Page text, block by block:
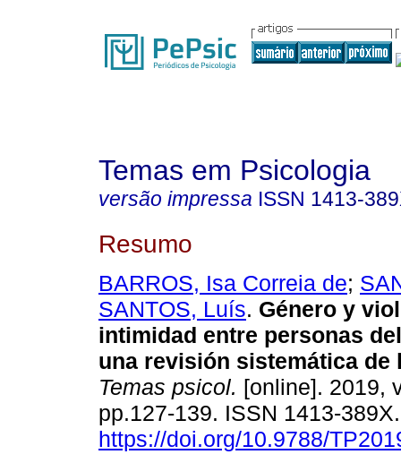
Temas em Psicologia
versão impressa ISSN 1413-
Resumo
BARROS, Isa Correia de;
SANTOS, Luís. Género y
intimidad entre personas
una revisión sistemática de
Temas psicol. [online]. 2019,
pp.127-139. ISSN 1413-
https://doi.org/10.9788/